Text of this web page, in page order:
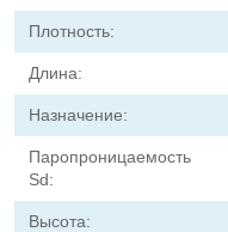
Плотность:
Длина:
Назначение:
Паропроницаемость
Sd:
Высота: